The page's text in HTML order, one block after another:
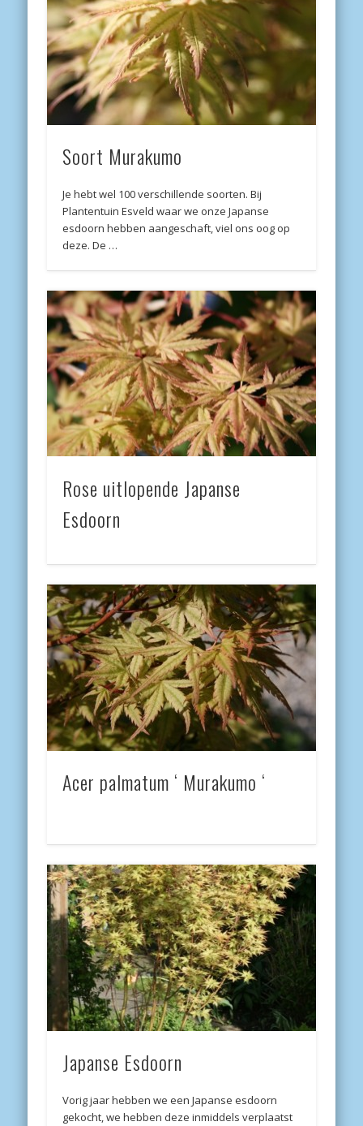
Soort Murakumo
Je hebt wel 100 verschillende soorten. Bij
Plantentuin Esveld waar we onze Japanse
esdoorn hebben aangeschaft, viel ons oog op
deze. De …
Rose uitlopende Japanse
Esdoorn
Acer palmatum ‘ Murakumo ‘
Japanse Esdoorn
Vorig jaar hebben we een Japanse esdoorn
gekocht, we hebben deze inmiddels verplaatst